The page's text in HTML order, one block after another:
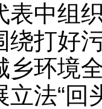
表中组
绕打好
乡环境
立法“回